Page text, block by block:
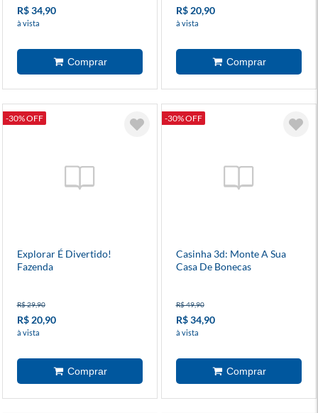
R$ 34,90
à vista
R$ 20,90
à vista
-30% OFF
Explorar É Divertido!
Fazenda
R$ 29,90
R$ 20,90
à vista
-30% OFF
Casinha 3d: Monte A Sua
Casa De Bonecas
R$ 49,90
R$ 34,90
à vista